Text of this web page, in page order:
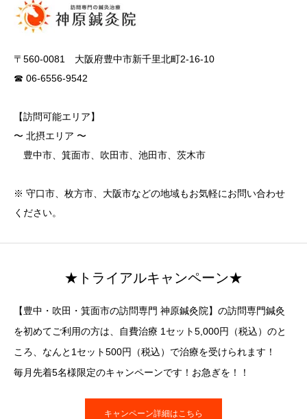
〒560-0081 大阪府豊中市新千里北町2-16-10
☎ 06-6556-9542
【訪問可能エリア】
〜 北摂エリア 〜
豊中市、箕面市、吹田市、池田市、茨木市
※ 守口市、枚方市、大阪市などの地域もお気軽にお問い合わせ
ください。
★トライアルキャンペーン★
【豊中・吹田・箕面市の訪問専門 神原鍼灸院】の訪問専門鍼灸
を初めてご利用の方は、自費治療 1セット5,000円（税込）のと
ころ、なんと1セット500円（税込）で治療を受けられます！
毎月先着5名様限定のキャンペーンです！お急ぎを！！
キャンペーン詳細はこちら